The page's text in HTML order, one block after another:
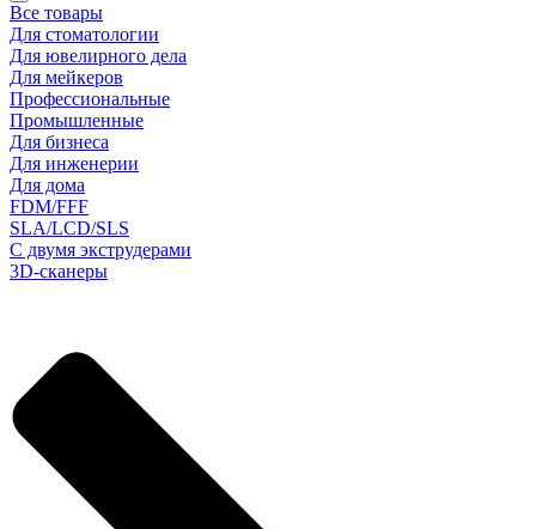
Все товары
Для стоматологии
Для ювелирного дела
Для мейкеров
Профессиональные
Промышленные
Для бизнеса
Для инженерии
Для дома
FDM/FFF
SLA/LCD/SLS
С двумя экструдерами
3D-сканеры